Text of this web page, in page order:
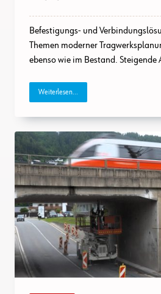
Befestigungs- und
Themen moderner
ebenso wie im Bestand. Steigende
Weiterlesen...